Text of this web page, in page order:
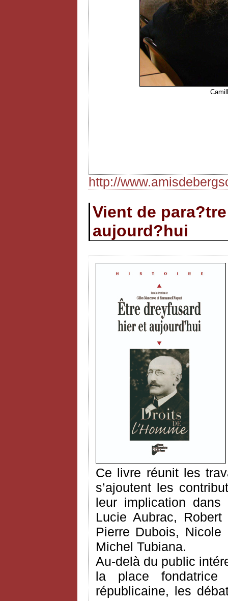
http://
Vient de
aujourd?hui
Ce livre réunit les
s’ajoutent les
leur implication
Lucie Aubrac,
Pierre Dubois,
Michel Tubiana.
Au-delà du public
la place fondatrice
républicaine, les